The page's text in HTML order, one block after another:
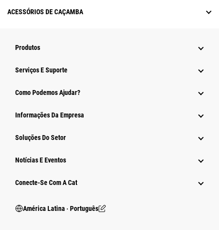
ACESSÓRIOS DE CAÇAMBA
Produtos
Serviços E Suporte
Como Podemos Ajudar?
Informações Da Empresa
Soluções Do Setor
Notícias E Eventos
Conecte-Se Com A Cat
América Latina ‧ Português